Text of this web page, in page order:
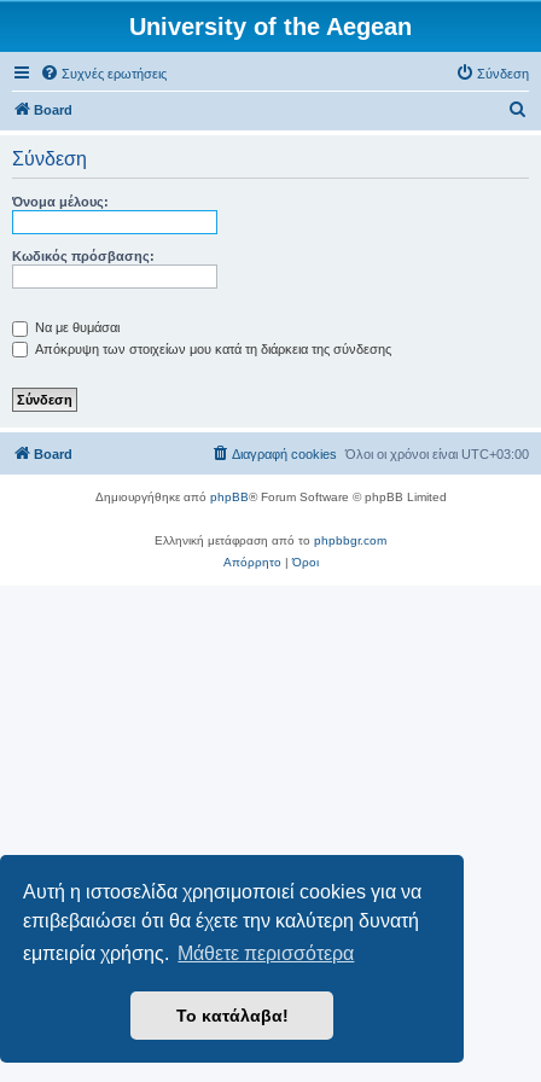
Αυτή η ιστοσελίδα χρησιμοποιεί cookies για να
επιβεβαιώσει ότι θα έχετε την καλύτερη δυνατή
εμπειρία χρήσης. Μάθετε περισσότερα
Το κατάλαβα!
University of the Aegean
Συχνές ερωτήσεις Σύνδεση
Board
Σύνδεση
Όνομα μέλους:
Κωδικός πρόσβασης:
Να με θυμάσαι
Απόκρυψη των στοιχείων μου κατά τη διάρκεια της σύνδεσης
Board Όλοι οι χρόνοι είναι UTC+03:00
Διαγραφή cookies
Δημιουργήθηκε από phpBB® Forum Software © phpBB Limited
Ελληνική μετάφραση από το phpbbgr.com
Απόρρητο|Όροι